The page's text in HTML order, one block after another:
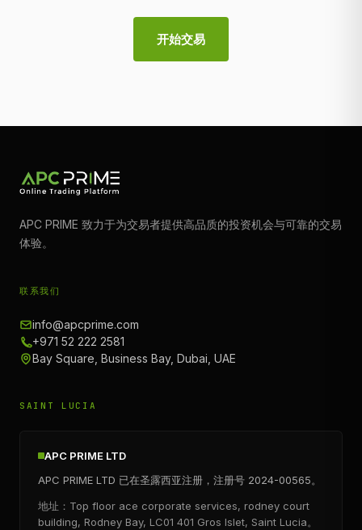
开始交易
APC PRIME 致力于为交易者提供高品质的投资机会与可靠的交易
体验。
联系我们
info@apcprime.com
+971 52 222 2581
Bay Square, Business Bay, Dubai, UAE
SAINT LUCIA
APC PRIME LTD
APC PRIME LTD 已在圣露西亚注册，注册号 2024-00565。
地址：Top floor ace corporate services, rodney court
building, Rodney Bay, LC01 401 Gros Islet, Saint Lucia。